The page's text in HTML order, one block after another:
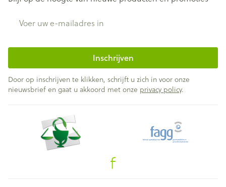
Inschrijven
Door op inschrijven te klikken, schrijft u zich in voor onze
nieuwsbrief en gaat u akkoord met onze privacy policy.